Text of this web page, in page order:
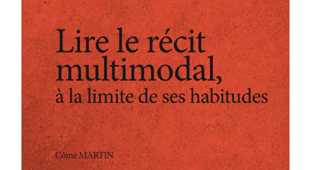
Achat en ligne
Panier WooCommerce